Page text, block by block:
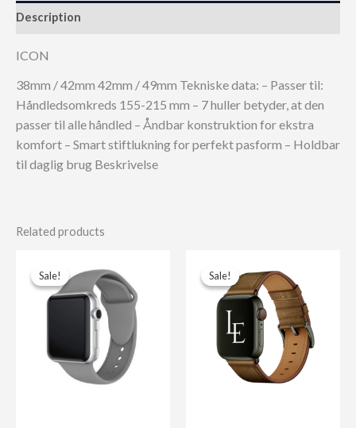
Description
ICON
38mm / 42mm 42mm / 49mm Tekniske data: – Passer til:
Håndledsomkreds 155-215 mm – 7 huller betyder, at den
passer til alle håndled – Åndbar konstruktion for ekstra
komfort – Smart stiftlukning for perfekt pasform – Holdbar
til daglig brug Beskrivelse
Related products
Sale!
Sale! Sale!
Sale!